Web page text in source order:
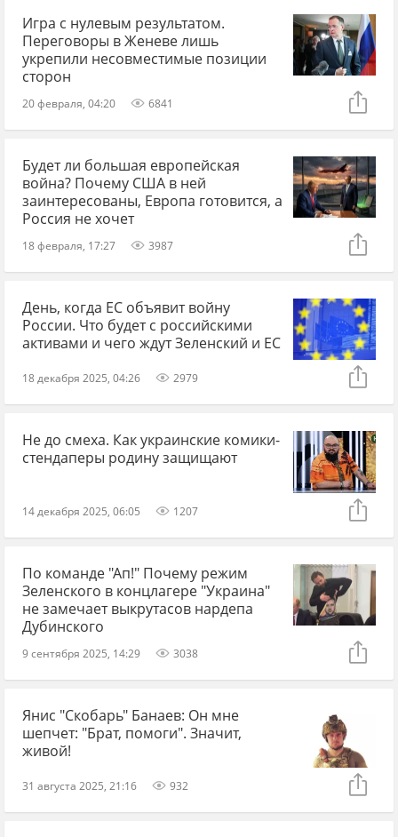
Игра с нулевым результатом.
Переговоры в Женеве лишь
укрепили несовместимые позиции
сторон
20 февраля, 04:20 6841
Будет ли большая европейская
война? Почему США в ней
заинтересованы, Европа готовится, а
Россия не хочет
18 февраля, 17:27 3987
День, когда ЕС объявит войну
России. Что будет с российскими
активами и чего ждут Зеленский и ЕС
18 декабря 2025, 04:26 2979
Не до смеха. Как украинские комики-
стендаперы родину защищают
14 декабря 2025, 06:05 1207
По команде "Ап!" Почему режим
Зеленского в концлагере "Украина"
не замечает выкрутасов нардепа
Дубинского
9 сентября 2025, 14:29 3038
Янис "Скобарь" Банаев: Он мне
шепчет: "Брат, помоги". Значит,
живой!
31 августа 2025, 21:16 932